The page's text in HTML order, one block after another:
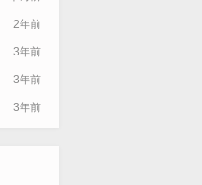
2年前
3年前
3年前
3年前